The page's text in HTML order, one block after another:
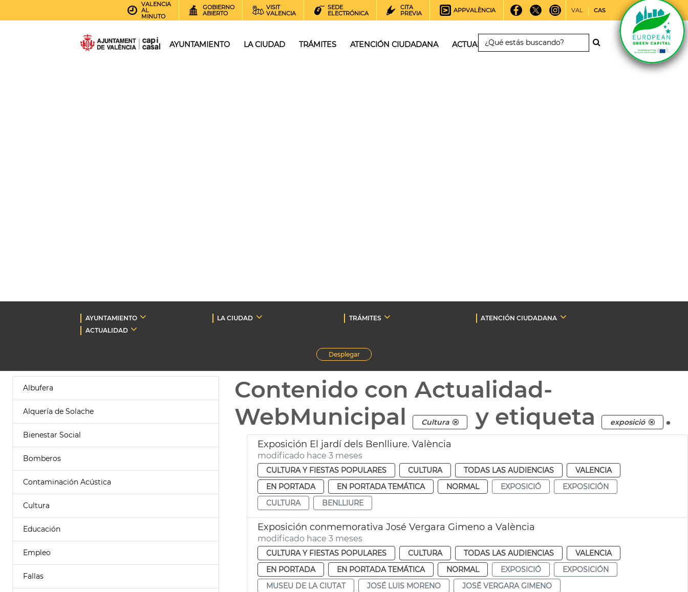
VALENCIA
AL
MINUTO
GOBIERNO
ABIERTO
VISIT
VALENCIA
SEDE
ELECTRÓNICA
CITA
PREVIA
APPVALÈNCIA VAL CAS
AYUNTAMIENTO LA CIUDAD TRÁMITES ATENCIÓN CIUDADANA ACTUALIDAD
AYUNTAMIENTO LA CIUDAD TRÁMITES
ATENCIÓN CIUDADANA
ACTUALIDAD
Desplegar
Albufera
Alquería de Solache
Bienestar Social
Bomberos
Contaminación Acústica
Cultura
Educación
Empleo
Fallas
Contenido con Actualidad-
WebMunicipal
Cultura y etiqueta exposició .
Exposición El jardí dels Benlliure. València
modificado hace 3 meses
CULTURA Y FIESTAS POPULARES CULTURA TODAS LAS AUDIENCIAS
VALENCIA
EN PORTADA
EN PORTADA TEMÁTICA NORMAL EXPOSICIÓ
EXPOSICIÓN
CULTURA
BENLLIURE
Exposición conmemorativa José Vergara Gimeno a València
modificado hace 3 meses
CULTURA Y FIESTAS POPULARES CULTURA TODAS LAS AUDIENCIAS
VALENCIA
EN PORTADA
EN PORTADA TEMÁTICA NORMAL EXPOSICIÓ
EXPOSICIÓN
MUSEU DE LA CIUTAT
JOSÉ LUIS MORENO JOSÉ VERGARA GIMENO